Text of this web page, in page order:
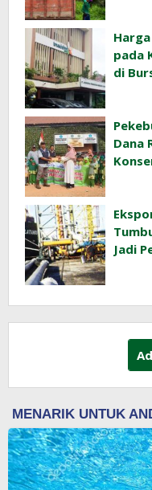
pada
di
Dana
Jadi